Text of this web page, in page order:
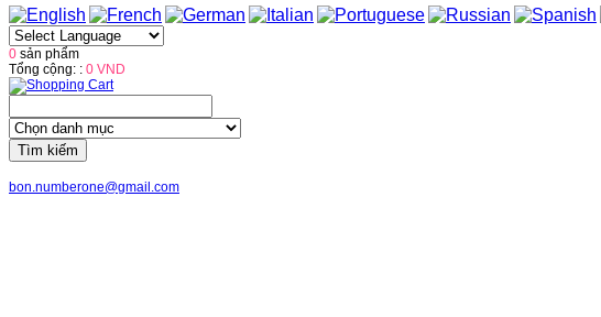
0 sản phẩm
Tổng cộng: : 0 VND
Tìm kiếm
bon.numberone@gmail.com